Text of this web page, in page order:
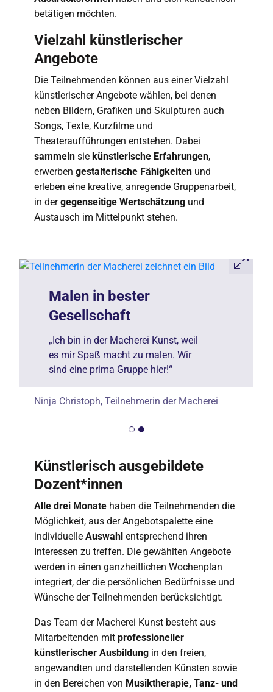
betätigen möchten.
Vielzahl künstlerischer
Angebote
Die Teilnehmenden können aus einer Vielzahl
künstlerischer Angebote wählen, bei denen
neben Bildern, Grafiken und Skulpturen auch
Songs, Texte, Kurzfilme und
Theateraufführungen entstehen. Dabei
sammeln sie künstlerische Erfahrungen,
erwerben gestalterische Fähigkeiten und
erleben eine kreative, anregende Gruppenarbeit,
in dergegenseitige Wertschätzung und
Austausch im Mittelpunkt stehen.
Malen in bester
Gesellschaft
„Ich bin in der Macherei Kunst, weil
es mir Spaß macht zu malen. Wir
sind eine prima Gruppe hier!“
Ninja Christoph, Teilnehmerin der Macherei
Künstlerisch ausgebildete
Dozent*innen
Alle drei Monate haben die Teilnehmenden die
Möglichkeit, aus der Angebotspalette eine
individuelle Auswahl entsprechend ihren
Interessen zu treffen. Die gewählten Angebote
werden in einen ganzheitlichen Wochenplan
integriert, der die persönlichen Bedürfnisse und
Wünsche der Teilnehmenden berücksichtigt.
Das Team der Macherei Kunst besteht aus
Mitarbeitenden mit professioneller
künstlerischer Ausbildung in den freien,
angewandten und darstellenden Künsten sowie
in den Bereichen von Musiktherapie, Tanz- und